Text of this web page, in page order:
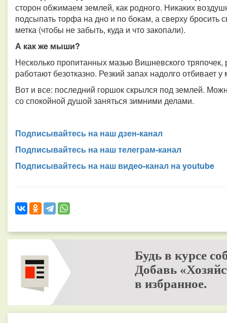
сторон обжимаем землей, как родного. Никаких
подсыпать торфа на дно и по бокам, а сверху бросить
метка (чтобы не забыть, куда и что закопали).
А как же мыши?
Несколько пропитанных мазью Вишневского
работают безотказно. Резкий запах надолго отбивает
Вот и все: последний горшок скрылся под землей.
со спокойной душой заняться зимними делами.
Подписывайтесь на наш дзен-канал
Подписывайтесь на наш телеграм-канал
Подписывайтесь на наш видео-канал на youtube
Будь в курсе
Добавь
в избранное.